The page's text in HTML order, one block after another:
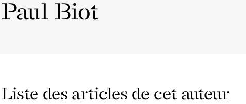
Paul Biot
Liste des articles de cet auteur